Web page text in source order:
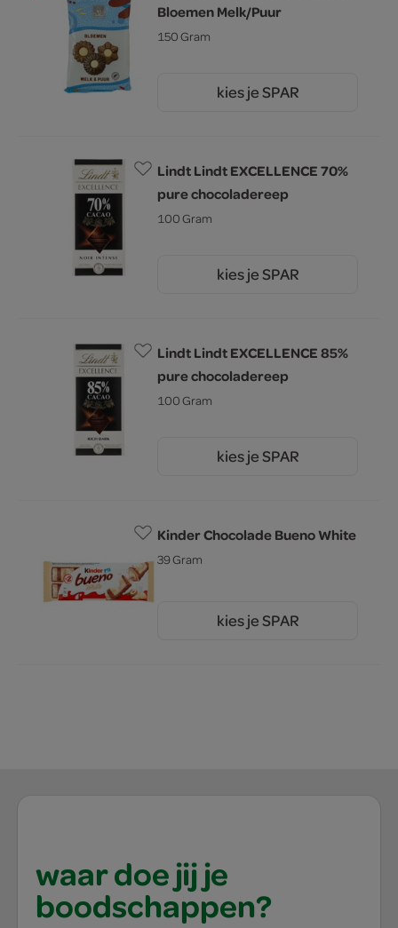
Bloemen Melk/Puur
150 Gram
kies je SPAR
Lindt Lindt EXCELLENCE 70%
pure chocoladereep
100 Gram
kies je SPAR
Lindt Lindt EXCELLENCE 85%
pure chocoladereep
100 Gram
kies je SPAR
Kinder Chocolade Bueno White
39 Gram
kies je SPAR
waar doe jij je
boodschappen?